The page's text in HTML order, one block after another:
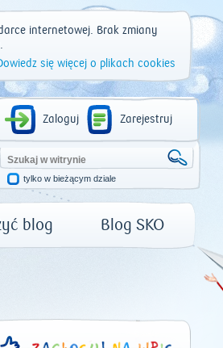
internetowej. Brak zmiany
się więcej o plikach cookies
Zaloguj Zarejestruj
tylko w bieżącym dziale
blog Blog SKO